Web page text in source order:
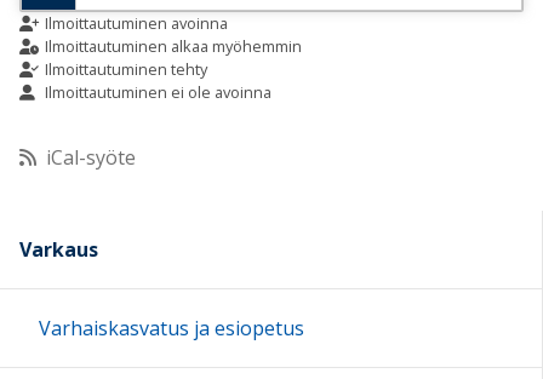
9:00
10:00
11:00
12:00
Ilmoittautuminen avoinna
Ilmoittautuminen alkaa myöhemmin
Ilmoittautuminen tehty
Ilmoittautuminen ei ole avoinna
iCal-syöte
Varkaus
Varhaiskasvatus ja esiopetus